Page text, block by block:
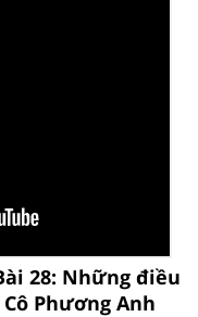
28: Những điều
Phương Anh